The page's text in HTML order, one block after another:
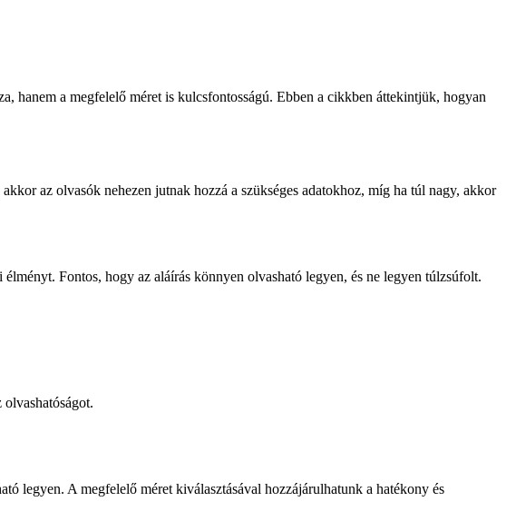
hanem a megfelelő méret is kulcsfontosságú. Ebben a cikkben áttekintjük, hogyan
az olvasók nehezen jutnak hozzá a szükséges adatokhoz, míg ha túl nagy, akkor
Fontos, hogy az aláírás könnyen olvasható legyen, és ne legyen túlzsúfolt.
legyen. A megfelelő méret kiválasztásával hozzájárulhatunk a hatékony és